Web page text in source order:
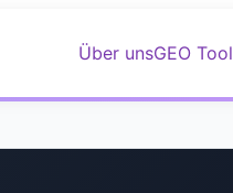
Über unsGEO Tool